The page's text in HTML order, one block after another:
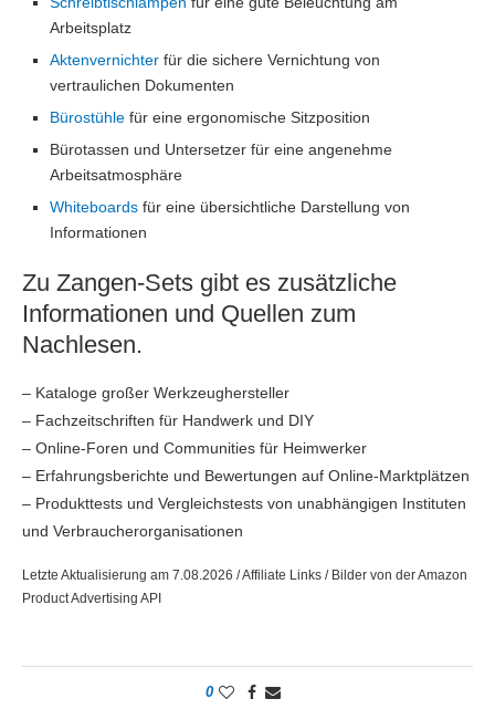
Arbeitsplatz
Aktenvernichter für die sichere Vernichtung von
vertraulichen Dokumenten
Bürostühle für eine ergonomische Sitzposition
Bürotassen und Untersetzer für eine angenehme
Arbeitsatmosphäre
Whiteboards für eine übersichtliche Darstellung von
Informationen
Zu Zangen-Sets gibt es zusätzliche
Informationen und Quellen zum
Nachlesen.
– Kataloge großer Werkzeughersteller
– Fachzeitschriften für Handwerk und DIY
– Online-Foren und Communities für Heimwerker
– Erfahrungsberichte und Bewertungen auf Online-Marktplätzen
– Produkttests und Vergleichstests von unabhängigen Instituten
und Verbraucherorganisationen
Letzte Aktualisierung am 7.08.2026 / Affiliate Links / Bilder von der Amazon
Product Advertising API
0